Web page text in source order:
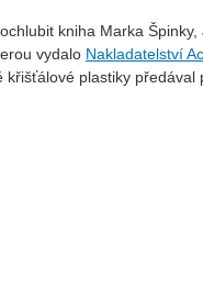
kniha Marka
vydalo Nakladatelství
plastiky